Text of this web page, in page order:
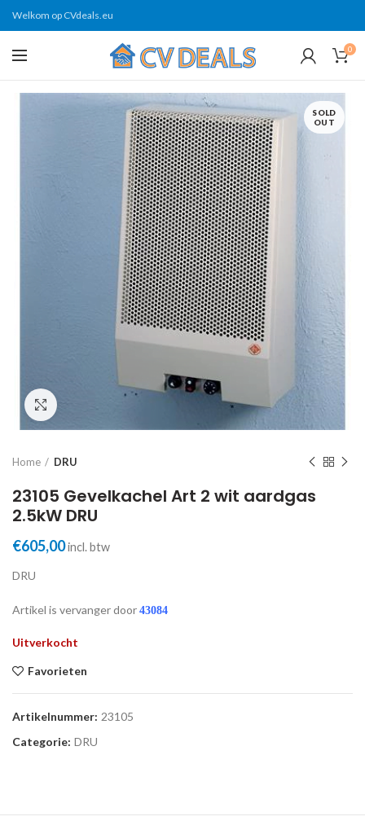
Welkom op CVdeals.eu
0
SOLD
OUT
Home DRU
23105 Gevelkachel Art 2 wit aardgas
2.5kW DRU
€605,00incl. btw
DRU
Artikel is vervanger door 43084
Uitverkocht
Favorieten
Artikelnummer: 23105
Categorie: DRU